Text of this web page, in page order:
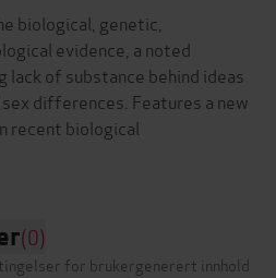
biological, genetic,
evidence, a noted
lack of substance behind ideas
differences. Features a new
recent biological
(0)
for brukergenerert innhold